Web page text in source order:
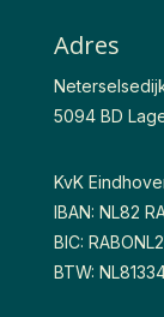
Adres
5094 BD
KvK
IBAN: NL82
BIC:
BTW: